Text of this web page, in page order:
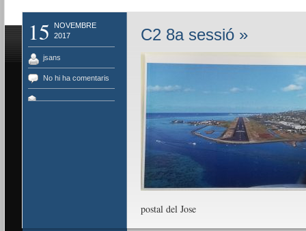
15
NOVEMBRE
2017
jsans
No hi ha comentaris
C2 8a sessió»
postal del Jose